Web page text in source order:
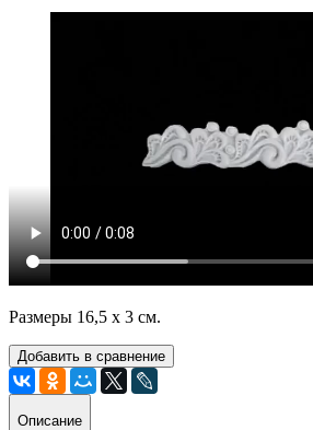
Размеры 16,5 х 3 см.
Добавить в сравнение
Описание